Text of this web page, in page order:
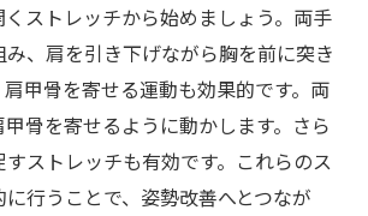
ストレッチから始めましょう。両手
、肩を引き下げながら胸を前に突き
甲骨を寄せる運動も効果的です。両
骨を寄せるように動かします。さら
ストレッチも有効です。これらのス
に行うことで、姿勢改善へとつなが